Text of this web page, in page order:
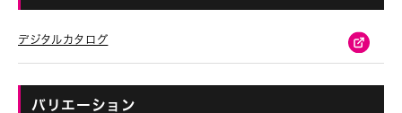
デジタルカタログ
バリエーション